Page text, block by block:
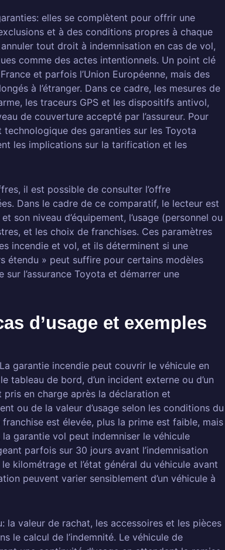
elles se complètent pour offrir une
et à des conditions propres à chaque
tout droit à indemnisation en cas de vol,
comme des actes intentionnels. Un point clé
et parfois l’Union Européenne, mais des
à l’étranger. Dans ce cadre, les mesures de
les traceurs GPS et les dispositifs antivol,
de couverture accepté par l’assureur. Pour
des garanties sur les Toyota
les implications sur la tarification et les
il est possible de consulter l’offre
Dans le cadre de ce comparatif, le lecteur est
son niveau d’équipement, l’usage (personnel ou
et les choix de franchises. Ces paramètres
incendie et vol, et ils déterminent si une
étendu » peut suffire pour certains modèles
l’assurance Toyota et démarrer une
d’usage et exemples
garantie incendie peut couvrir le véhicule en
tableau de bord, d’un incident externe ou d’un
en charge après la déclaration et
ou de la valeur d’usage selon les conditions du
est élevée, plus la prime est faible, mais
garantie vol peut indemniser le véhicule
parfois sur 30 jours avant l’indemnisation
kilométrage et l’état général du véhicule avant
peuvent varier sensiblement d’un véhicule à
la valeur de rachat, les accessoires et les pièces
le calcul de l’indemnité. Le véhicule de